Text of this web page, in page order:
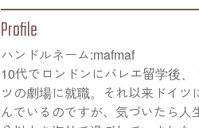
Profile
ハンドルネーム:mafmaf
10代でロンドンにバレエ留学後、
ツの劇場に就職。それ以来ドイツ
んでいるのですが、気づいたら人